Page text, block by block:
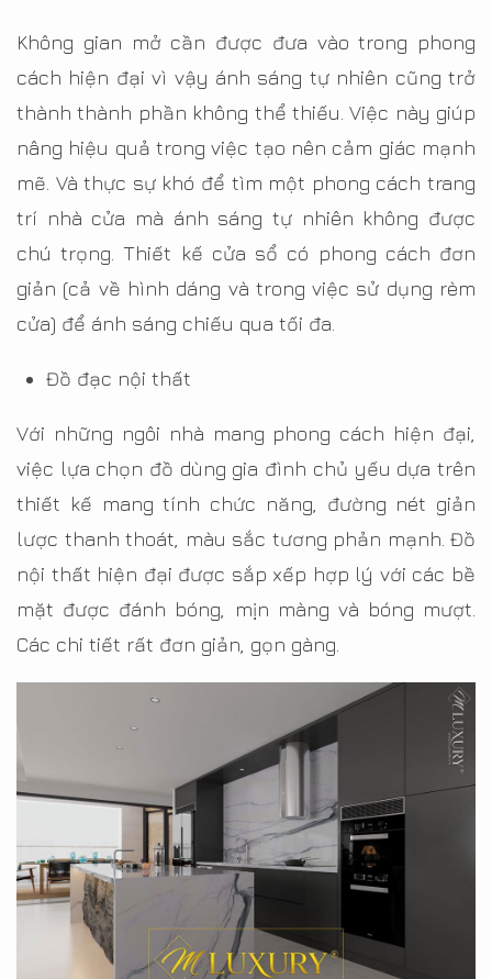
Không gian mở cần được đưa vào trong phong
cách hiện đại vì vậy ánh sáng tự nhiên cũng trở
thành thành phần không thể thiếu. Việc này giúp
nâng hiệu quả trong việc tạo nên cảm giác mạnh
mẽ. Và thực sự khó để tìm một phong cách trang
trí nhà cửa mà ánh sáng tự nhiên không được
chú trọng. Thiết kế cửa sổ có phong cách đơn
giản (cả về hình dáng và trong việc sử dụng rèm
cửa) để ánh sáng chiếu qua tối đa.
Đồ đạc nội thất
Với những ngôi nhà mang phong cách hiện đại,
việc lựa chọn đồ dùng gia đình chủ yếu dựa trên
thiết kế mang tính chức năng, đường nét giản
lược thanh thoát, màu sắc tương phản mạnh. Đồ
nội thất hiện đại được sắp xếp hợp lý với các bề
mặt được đánh bóng, mịn màng và bóng mượt.
Các chi tiết rất đơn giản, gọn gàng.